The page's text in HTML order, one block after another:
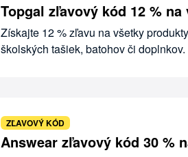
Topgal zľavový kód 12 % na
Získajte 12 % zľavu na všetky
školských tašiek, batohov či
ZĽAVOVÝ KÓD
Answear zľavový kód 30 %